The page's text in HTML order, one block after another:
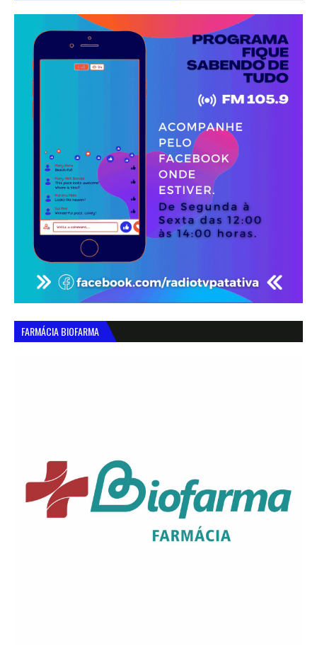
FARMÁCIA BIOFARMA